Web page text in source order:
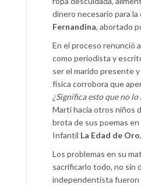
dinero necesario para
Fernandina, abortado
En el proceso renunció
como periodista y
ser el marido presente
física corrobora que
¿Significa esto que no lo
Martí hacia otros niños
brota de sus poemas en
Infantil La Edad de Oro
Los problemas en su
sacrificarlo todo, no sin
independentista fueron